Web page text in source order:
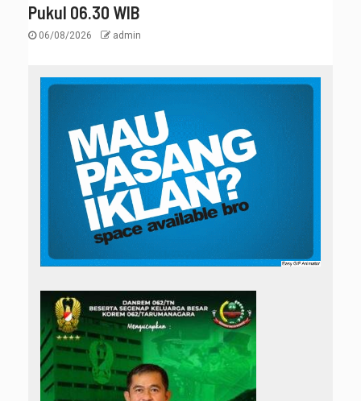
Pukul 06.30 WIB
06/08/2026 admin